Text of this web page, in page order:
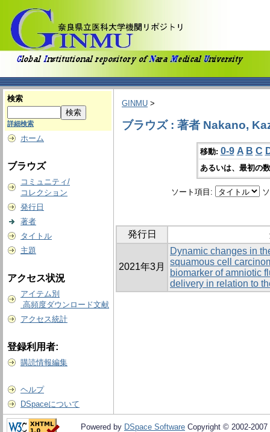
検索
詳細検索
ホーム
ブラウズ
コミュニティ/
コレクション
発行日
著者
タイトル
主題
アクセス状況
アイテム別
高頻度ダウンロード文献
アクセス統計
登録利用者:
購読情報編集
ヘルプ
DSpaceについて
GINMU >
ブラウズ : 著者 Nakano,
移動: 0-9 A B C
あるいは、最初の
ソート項目:
発行日
2021年3月
Dynamic changes in
squamous cell
biomarker of amniotic
delivery in relation to
Powered by DSpace Software Copyright © 2002-2007